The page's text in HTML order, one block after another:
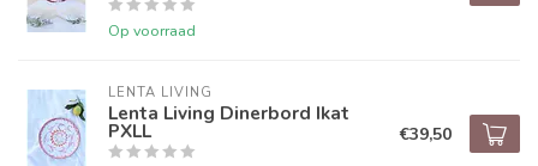
Op voorraad
LENTA LIVING
Lenta Living Dinerbord Ikat
PXLL €39,50